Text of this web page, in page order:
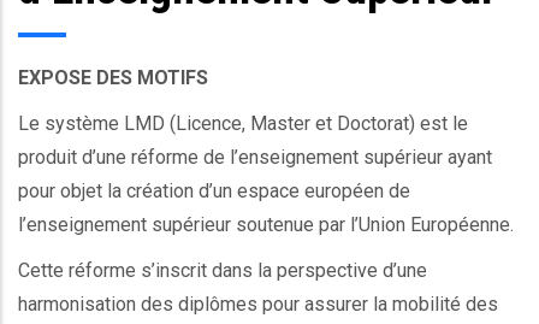
EXPOSE DES MOTIFS
Le système LMD (Licence, Master et Doctorat) est le
produit d’une réforme de l’enseignement supérieur ayant
pour objet la création d’un espace européen de
l’enseignement supérieur soutenue par l’Union Européenne.
Cette réforme s’inscrit dans la perspective d’une
harmonisation des diplômes pour assurer la mobilité des